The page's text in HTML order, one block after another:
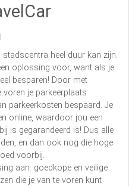
heel duur kan zijn.
oplossing voor, want als je
besparen! Door met
voren je parkeerplaats
parkeerkosten bespaard. Je
online, waardoor jou een
is gegarandeerd is! Dus alle
en dan ook nog die hoge
voorbij.
aan: goedkope en veilige
die je van te voren kunt